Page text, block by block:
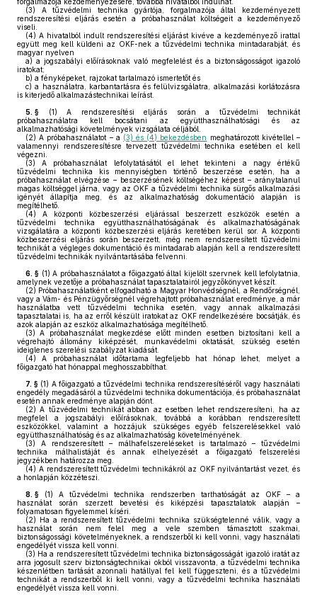
(3) A tűzvédelmi technika gyártója, forgalmazója által kezdeményezett
rendszeresítési eljárás esetén a próbahasználat költségeit a kezdeményező
viseli.
(4) A hivatalból indult rendszeresítési eljárást kivéve a kezdeményező irattal
együtt meg kell küldeni az OKF-nek a tűzvédelmi technika mintadarabját, és
magyar nyelven
a) a jogszabályi előírásoknak való megfelelést és a biztonságosságot igazoló
iratokat;
b) a fényképeket, rajzokat tartalmazó ismertetőt és
c) a használatra, karbantartásra és felülvizsgálatra, alkalmazási korlátozásra
is kiterjedő alkalmazástechnikai leírást.
5. § (1) A rendszeresítési eljárás során a tűzvédelmi technikát
próbahasználatra kell bocsátani az együtthasználhatósági és az
alkalmazhatósági követelmények vizsgálata céljából.
(2) A próbahasználatot – a (3) és (4) bekezdésben meghatározott kivétellel –
valamennyi rendszeresítésre tervezett tűzvédelmi technika esetében el kell
végezni.
(3) A próbahasználat lefolytatásától el lehet tekinteni a nagy értékű
tűzvédelmi technika kis mennyiségben történő beszerzése esetén, ha a
próbahasználat elvégzése – beszerzésének költségéhez képest – aránytalanul
magas költséggel járna, vagy az OKF a tűzvédelmi technika sürgős alkalmazási
igényét állapítja meg, és az alkalmazhatóság dokumentáció alapján is
megítélhető.
(4) A központi közbeszerzési eljárással beszerzett eszközök esetén a
tűzvédelmi technika együtthasználhatóságának és alkalmazhatóságának
vizsgálatára a központi közbeszerzési eljárás keretében kerül sor. A központi
közbeszerzési eljárás során beszerzett, még nem rendszeresített tűzvédelmi
technikát a végleges dokumentáció és mintadarab alapján kell a rendszeresített
tűzvédelmi technikák nyilvántartásába felvenni.
6. § (1) A próbahasználatot a főigazgató által kijelölt szervnek kell lefolytatnia,
amelynek vezetője a próbahasználat tapasztalatairól jegyzőkönyvet készít.
(2) Próbahasználatként elfogadható a Magyar Honvédségnél, a Rendőrségnél,
vagy a Vám- és Pénzügyőrségnél végrehajtott próbahasználat eredménye, a már
használatba vett tűzvédelmi technika esetén, vagy annak alkalmazási
tapasztalatai is, ha az erről készült iratokat az OKF rendelkezésére bocsátják, és
azok alapján az eszköz alkalmazhatósága megítélhető.
(3) A próbahasználat megkezdése előtt minden esetben biztosítani kell a
végrehajtó állomány kiképzését, munkavédelmi oktatását, szükség esetén
ideiglenes szerelési szabályzat kiadását.
(4) A próbahasználat időtartama legfeljebb hat hónap lehet, melyet a
főigazgató hat hónappal meghosszabbíthat.
7. § (1) A főigazgató a tűzvédelmi technika rendszeresítéséről vagy használati
engedély megadásáról a tűzvédelmi technika dokumentációja, és próbahasználat
esetén annak eredménye alapján dönt.
(2) A tűzvédelmi technikát abban az esetben lehet rendszeresíteni, ha az
megfelel a jogszabályi előírásoknak, továbbá a korábban rendszeresített
eszközökkel, valamint a hozzájuk szükséges egyéb felszerelésekkel való
együtthasználhatóság és az alkalmazhatóság követelményének.
(3) A rendszeresített – málhafelszereléseket is tartalmazó – tűzvédelmi
technika málhalistáját és annak elhelyezését a főigazgató felszerelési
jegyzékben határozza meg.
(4) A rendszeresített tűzvédelmi technikákról az OKF nyilvántartást vezet, és
a honlapján közzéteszi.
8. § (1) A tűzvédelmi technika rendszerben tarthatóságát az OKF – a
használat során szerzett bevetési és kiképzési tapasztalatok alapján –
folyamatosan figyelemmel kíséri.
(2) Ha a rendszeresített tűzvédelmi technika szükségtelenné válik, vagy a
használat során nem felel meg a vele szemben támasztott szakmai,
biztonságossági követelményeknek, a rendszerből ki kell vonni, vagy használati
engedélyét vissza kell vonni.
(3) Ha a rendszeresített tűzvédelmi technika biztonságosságát igazoló iratát az
arra jogosult szerv biztonságtechnikai okból visszavonta, a tűzvédelmi technika
készenlétben tartását azonnali hatállyal fel kell függeszteni, és a tűzvédelmi
technikát a rendszerből ki kell vonni, vagy a tűzvédelmi technika használati
engedélyét vissza kell vonni.